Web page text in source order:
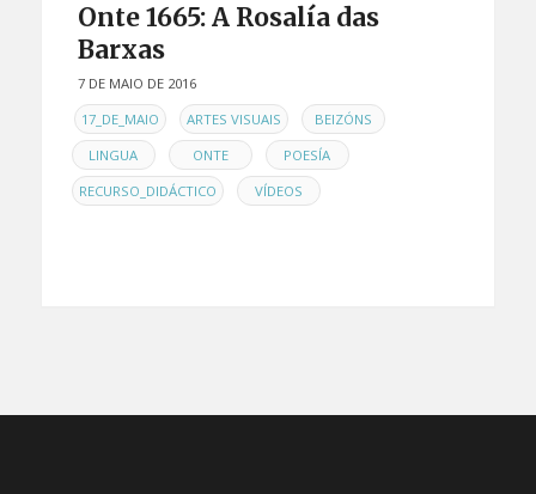
Onte 1665: A Rosalía das
Barxas
7 DE MAIO DE 2016
EN17_DE_MAIO , ARTES VISUAIS , BEIZÓNS ,
LINGUA , ONTE , POESÍA ,
RECURSO_DIDÁCTICO , VÍDEOS